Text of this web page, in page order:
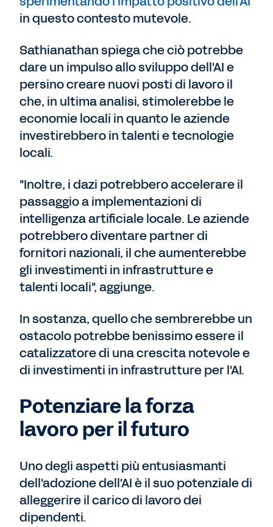
in questo contesto mutevole.
Sathianathan spiega che ciò potrebbe
dare un impulso allo sviluppo dell'AI e
persino creare nuovi posti di lavoro il
che, in ultima analisi, stimolerebbe le
economie locali in quanto le aziende
investirebbero in talenti e tecnologie
locali.
"Inoltre, i dazi potrebbero accelerare il
passaggio a implementazioni di
intelligenza artificiale locale. Le aziende
potrebbero diventare partner di
fornitori nazionali, il che aumenterebbe
gli investimenti in infrastrutture e
talenti locali", aggiunge.
In sostanza, quello che sembrerebbe un
ostacolo potrebbe benissimo essere il
catalizzatore di una crescita notevole e
di investimenti in infrastrutture per l'AI.
Potenziare la forza
lavoro per il futuro
Uno degli aspetti più entusiasmanti
dell'adozione dell'AI è il suo potenziale di
alleggerire il carico di lavoro dei
dipendenti.